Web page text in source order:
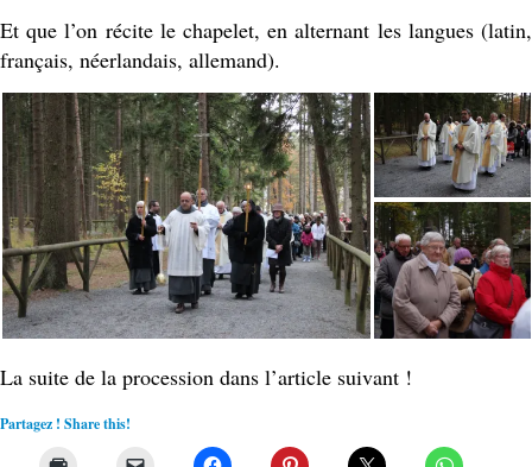
Et que l’on récite le chapelet, en alternant les langues (latin,
français, néerlandais, allemand).
La suite de la procession dans l’article suivant !
Partagez ! Share this!